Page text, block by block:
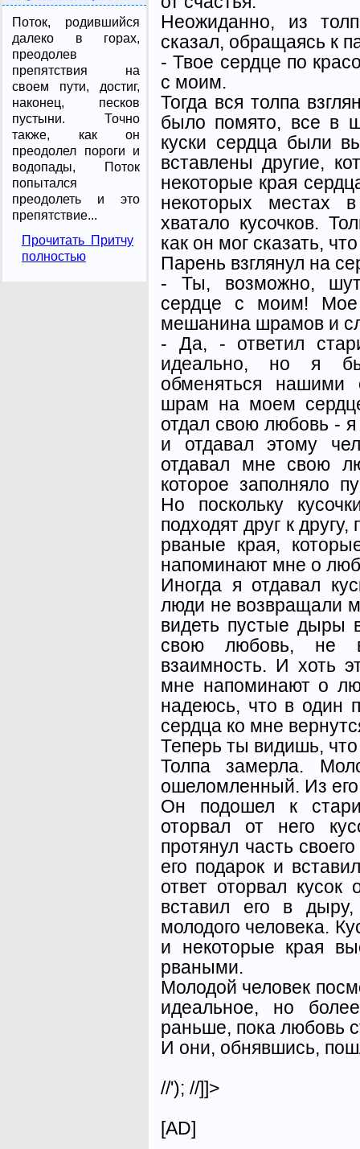
Поток, родившийся
далеко в горах,
преодолев
препятствия на
своем пути, достиг,
наконец, песков
пустыни. Точно
также, как он
преодолел пороги и
водопады, Поток
попытался
преодолеть и это
препятствие...
Прочитать Притчу
полностью
Неожиданно, из
сказал, обращаясь к
- Твое сердце по
с моим.
Тогда вся толпа
было помято, все в
куски сердца были
вставлены другие,
некоторые края
некоторых местах
хватало кусочков.
как он мог сказать,
Парень взглянул на
- Ты, возможно,
сердце с моим!
мешанина шрамов и
- Да, - ответил
идеально, но я
обменяться
шрам на моем
отдал свою любовь -
и отдавал этому
отдавал мне свою
которое заполняло
Но поскольку
подходят друг к
рваные края,
напоминают мне о
Иногда я отдавал
люди не возвращали
видеть пустые дыры
свою любовь, не
взаимность. И хоть
мне напоминают о
надеюсь, что в один
сердца ко мне
Теперь ты видишь, что
Толпа замерла.
ошеломленный. Из его
Он подошел к
оторвал от него
протянул часть
его подарок и
ответ оторвал кусок
вставил его в
молодого человека.
и некоторые края
рваными.
Молодой человек
идеальное, но
раньше, пока любовь
И они, обнявшись,
//'); //]]>
[AD]